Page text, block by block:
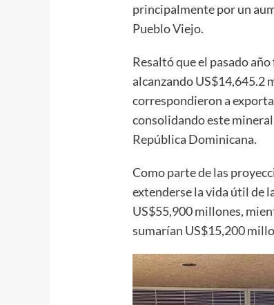
principalmente por un
Pueblo Viejo.
Resaltó que el pasado
alcanzando US$14,645.2
correspondieron a
consolidando este
República Dominicana.
Como parte de las
extenderse la vida útil de
US$55,900 millones,
sumarían US$15,200